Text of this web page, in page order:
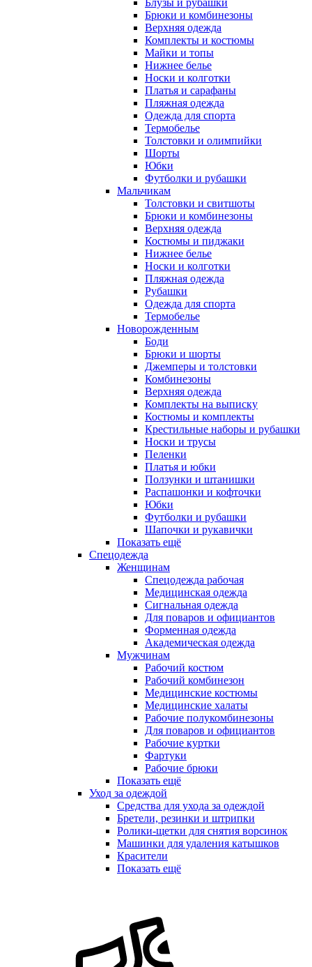
Брюки и комбинезоны
Верхняя одежда
Комплекты и костюмы
Майки и топы
Нижнее белье
Носки и колготки
Платья и сарафаны
Пляжная одежда
Одежда для спорта
Термобелье
Толстовки и олимпийки
Шорты
Юбки
Футболки и рубашки
Мальчикам
Толстовки и свитшоты
Брюки и комбинезоны
Верхняя одежда
Костюмы и пиджаки
Нижнее белье
Носки и колготки
Пляжная одежда
Рубашки
Одежда для спорта
Термобелье
Новорожденным
Боди
Брюки и шорты
Джемперы и толстовки
Комбинезоны
Верхняя одежда
Комплекты на выписку
Костюмы и комплекты
Крестильные наборы и рубашки
Носки и трусы
Пеленки
Платья и юбки
Ползунки и штанишки
Распашонки и кофточки
Юбки
Футболки и рубашки
Шапочки и рукавички
Показать ещё
Спецодежда
Женщинам
Спецодежда рабочая
Медицинская одежда
Сигнальная одежда
Для поваров и официантов
Форменная одежда
Академическая одежда
Мужчинам
Рабочий костюм
Рабочий комбинезон
Медицинские костюмы
Медицинские халаты
Рабочие полукомбинезоны
Для поваров и официантов
Рабочие куртки
Фартуки
Рабочие брюки
Показать ещё
Уход за одеждой
Средства для ухода за одеждой
Бретели, резинки и штрипки
Ролики-щетки для снятия ворсинок
Машинки для удаления катышков
Красители
Показать ещё